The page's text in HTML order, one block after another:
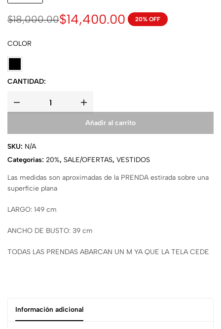
$18,000.00$14,400.00 20% OFF
COLOR
CANTIDAD:
Añadir al carrito
SKU: N/A
Categorías: 20%, SALE/OFERTAS, VESTIDOS
Las medidas son aproximadas de la PRENDA estirada sobre una
superficie plana
LARGO: 149 cm
ANCHO DE BUSTO: 39 cm
TODAS LAS PRENDAS ABARCAN UN M YA QUE LA TELA CEDE
Información adicional